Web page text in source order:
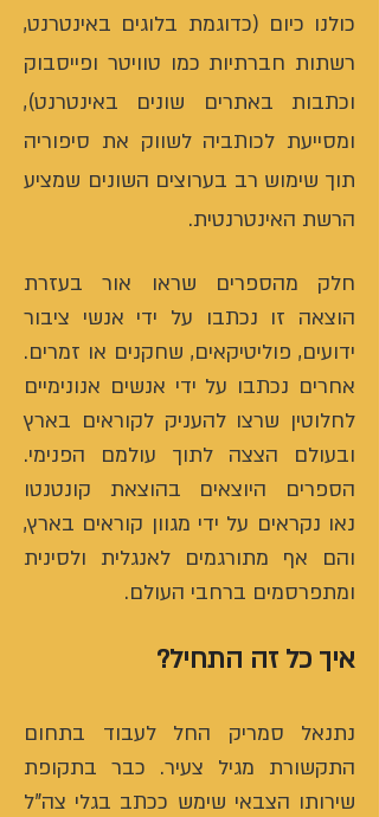
כולנו כיום (כדוגמת בלוגים באינטרנט,
רשתות חברתיות כמו טוויטר ופייסבוק
וכתבות באתרים שונים באינטרנט),
ומסייעת לכותביה לשווק את סיפוריה
תוך שימוש רב בערוצים השונים שמציע
הרשת האינטרנטית.
חלק מהספרים שראו אור בעזרת
הוצאה זו נכתבו על ידי אנשי ציבור
ידועים, פוליטיקאים, שחקנים או זמרים.
אחרים נכתבו על ידי אנשים אנונימיים
לחלוטין שרצו להעניק לקוראים בארץ
ובעולם הצצה לתוך עולמם הפנימי.
הספרים היוצאים בהוצאת קונטנטו
נאו נקראים על ידי מגוון קוראים בארץ,
והם אף מתורגמים לאנגלית ולסינית
ומתפרסמים ברחבי העולם.
איך כל זה התחיל?
נתנאל סמריק החל לעבוד בתחום
התקשורת מגיל צעיר. כבר בתקופת
שירותו הצבאי שימש ככתב בגלי צה"ל